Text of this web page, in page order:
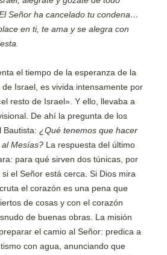
Señor ha cancelado tu condena…
en ti, te ama y se alegra con
el tiempo de la esperanza de la
de Israel, es vivida intensamente por
resto de Israel». Y ello, llevaba a
De ahí la pregunta de los
Bautista: ¿Qué tenemos que hacer
Mesías? La respuesta del último
para qué sirven dos túnicas, por
el Señor está cerca. Si Dios mira
el corazón es una pena que
de cosas y con el corazón
de buenas obras. La misión
el camio al Señor: predica a
con agua, anunciando que